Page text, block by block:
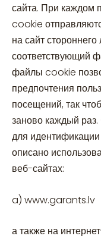
сайта. При
cookie
на сайт
соответствующий
файлы cookie
предпочтения
посещений, так
заново каждый
для
описано
веб-сайтах:
a) www.garants.lv
а также на